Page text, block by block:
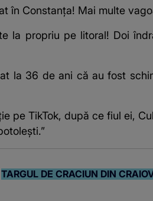
în Constanța! Mai multe
la propriu pe litoral! Doi
la 36 de ani că au fost
pe TikTok, după ce fiul ei,
TARGUL DE CRACIUN DIN